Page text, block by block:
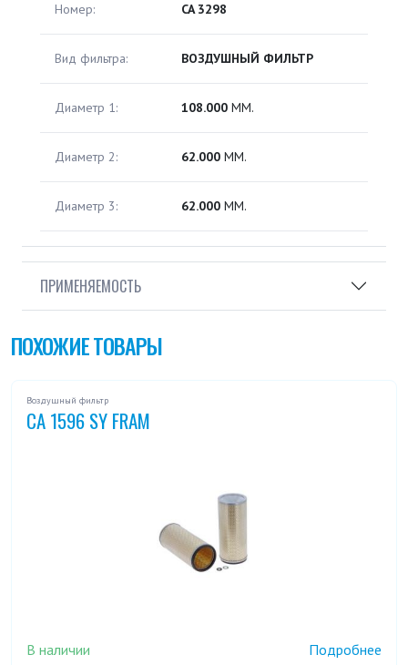
Номер: CA 3298
Вид фильтра: ВОЗДУШНЫЙ ФИЛЬТР
Диаметр 1: 108.000 ММ.
Диаметр 2: 62.000 ММ.
Диаметр 3: 62.000 ММ.
ПРИМЕНЯЕМОСТЬ
ПОХОЖИЕ ТОВАРЫ
Воздушный фильтр
CA 1596 SY FRAM
В наличии Подробнее